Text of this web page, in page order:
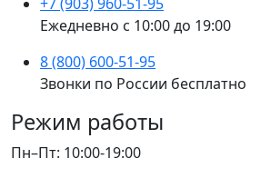
+7 (903) 960-51-95
Ежедневно с 10:00 до 19:00
8 (800) 600-51-95
Звонки по России бесплатно
Режим работы
Пн–Пт: 10:00-19:00